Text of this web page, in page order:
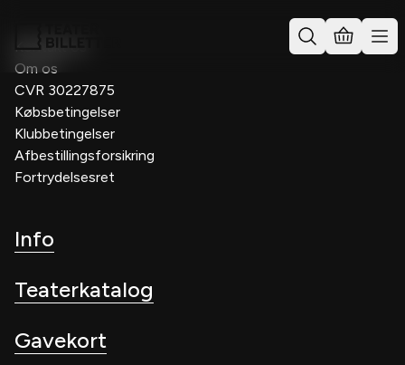
Kontakt os
Om os
CVR 30227875
Købsbetingelser
Klubbetingelser
Afbestillingsforsikring
Fortrydelsesret
Info
Teaterkatalog
Gavekort